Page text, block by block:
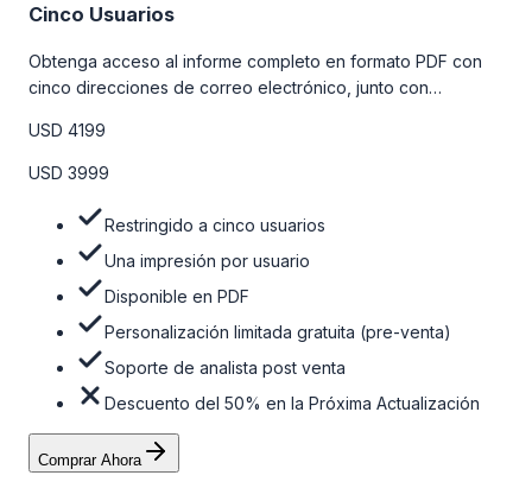
Cinco Usuarios
Obtenga acceso al informe completo en formato PDF con
cinco direcciones de correo electrónico, junto con
venta y el soporte post-venta de nuestros analistas. Para
obtener más información, consulte la tabla de precios a
USD 4199
USD 3999
Restringido a cinco usuarios
Una impresión por usuario
Disponible en PDF
Personalización limitada gratuita (pre-venta)
Soporte de analista post venta
Descuento del 50% en la Próxima Actualización
Comprar Ahora